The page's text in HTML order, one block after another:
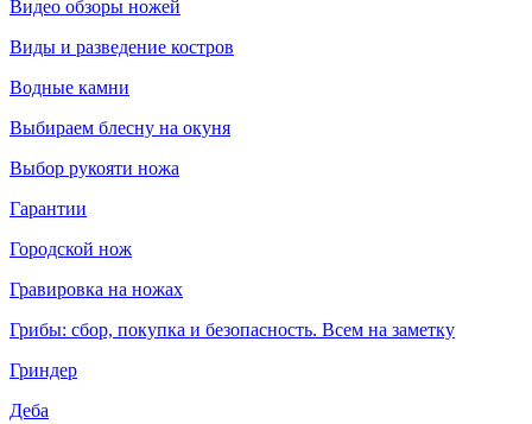
Видео обзоры ножей
Виды и разведение костров
Водные камни
Выбираем блесну на окуня
Выбор рукояти ножа
Гарантии
Городской нож
Гравировка на ножах
Грибы: сбор, покупка и безопасность. Всем на заметку
Гриндер
Деба